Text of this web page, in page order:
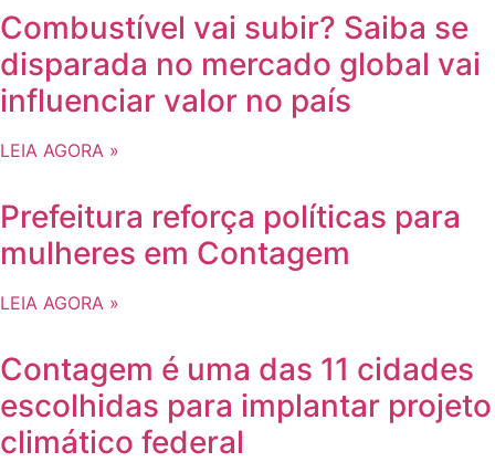
Combustível vai subir? Saiba se
disparada no mercado global vai
influenciar valor no país
LEIA AGORA »
Prefeitura reforça políticas para
mulheres em Contagem
LEIA AGORA »
Contagem é uma das 11 cidades
escolhidas para implantar projeto
climático federal